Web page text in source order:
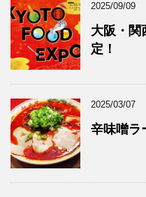
2025/09/09
大阪・関
定！
2025/03/07
辛味噌ラ